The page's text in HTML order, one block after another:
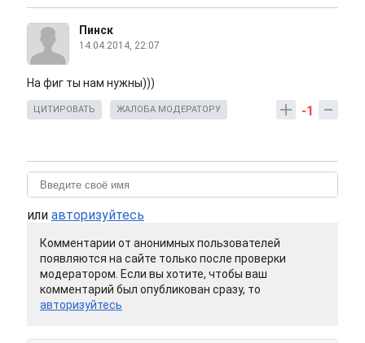
Пинск
14.04.2014, 22:07
На фиг ты нам нужны)))
-1
ЦИТИРОВАТЬ ЖАЛОБА МОДЕРАТОРУ
или авторизуйтесь
Комментарии от анонимных пользователей
появляются на сайте только после проверки
модератором. Если вы хотите, чтобы ваш
комментарий был опубликован сразу, то
авторизуйтесь